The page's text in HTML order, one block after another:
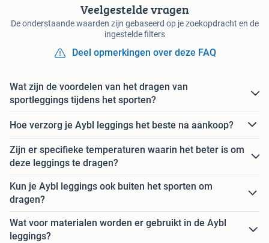
Veelgestelde vragen
De onderstaande waarden zijn gebaseerd op je zoekopdracht en de
ingestelde filters
Deel opmerkingen over deze FAQ
Wat zijn de voordelen van het dragen van
sportleggings tijdens het sporten?
Hoe verzorg je Aybl leggings het beste na aankoop?
Zijn er specifieke temperaturen waarin het beter is om
deze leggings te dragen?
Kun je Aybl leggings ook buiten het sporten om
dragen?
Wat voor materialen worden er gebruikt in de Aybl
leggings?